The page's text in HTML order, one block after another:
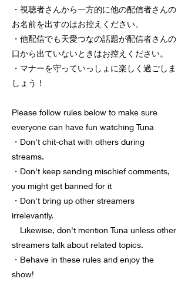
・視聴者さんから一方的に他の配信者さんの
お名前を出すのはお控えください。
・他配信でも天愛つなの話題が配信者さんの
口から出ていないときはお控えください。
・マナーを守っていっしょに楽しく過ごしま
しょう！
Please follow rules below to make sure
everyone can have fun watching Tuna
・Don't chit-chat with others during
streams.
・Don't keep sending mischief comments,
you might get banned for it
・Don't bring up other streamers
irrelevantly.
​ Likewise, don't mention Tuna unless other
streamers talk about related topics.
・Behave in these rules and enjoy the
show!